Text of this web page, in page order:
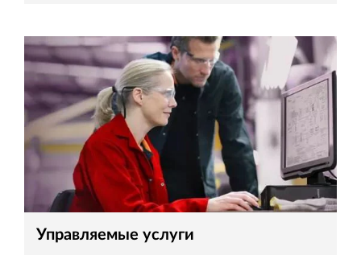
Управляемые услуги